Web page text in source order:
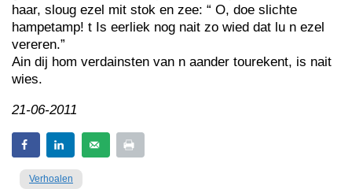
haar, sloug ezel mit stok en zee: “ O, doe slichte
hampetamp! t Is eerliek nog nait zo wied dat lu n ezel
vereren.”
Ain dij hom verdainsten van n aander tourekent, is nait
wies.
21-06-2011
Verhoalen